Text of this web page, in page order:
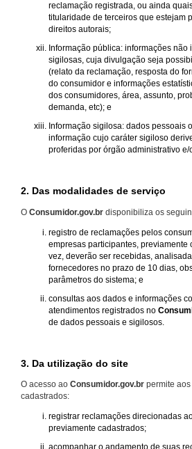
reclamação registrada, ou ainda
titularidade de terceiros que estejam
direitos autorais;
Informação pública: informações
sigilosas, cuja divulgação seja
(relato da reclamação, resposta do
do consumidor e informações
dos consumidores, área, assunto,
demanda, etc); e
Informação sigilosa: dados pessoais
informação cujo caráter sigiloso
proferidas por órgão administrativo
2. Das modalidades de serviço
O Consumidor.gov.br disponibiliza os
registro de reclamações pelos
empresas participantes, previamente
vez, deverão ser recebidas,
fornecedores no prazo de 10 dias,
parâmetros do sistema; e
consultas aos dados e informações
atendimentos registrados no
de dados pessoais e sigilosos.
3. Da utilização do site
O acesso ao Consumidor.gov.br permite
cadastrados:
registrar reclamações direcionadas
previamente cadastrados;
acompanhar o andamento de suas